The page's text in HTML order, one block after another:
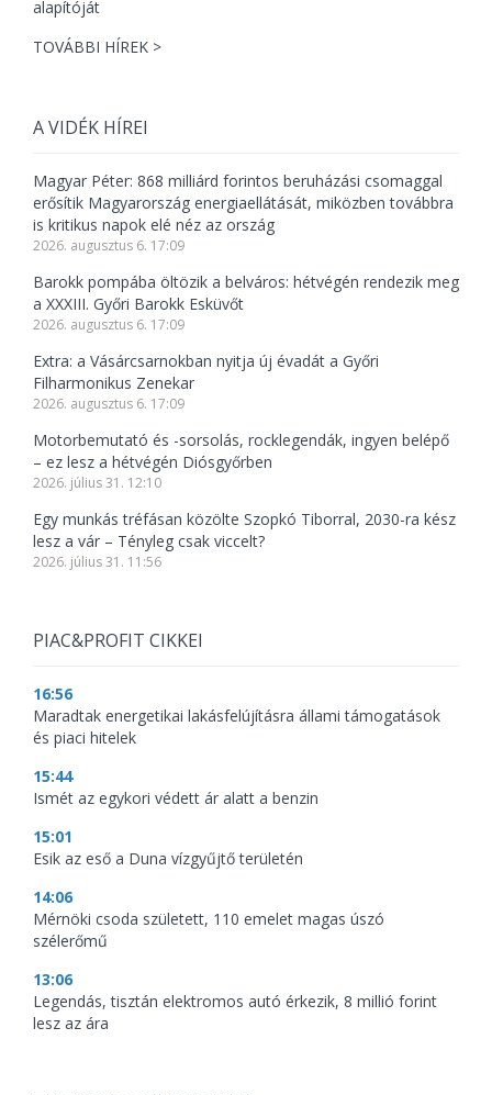
TOVÁBBI HÍREK >
A VIDÉK HÍREI
Magyar Péter: 868 milliárd forintos beruházási csomaggal
erősítik Magyarország energiaellátását, miközben továbbra
is kritikus napok elé néz az ország
2026. augusztus 6. 17:09
Barokk pompába öltözik a belváros: hétvégén rendezik meg
a XXXIII. Győri Barokk Esküvőt
2026. augusztus 6. 17:09
Extra: a Vásárcsarnokban nyitja új évadát a Győri
Filharmonikus Zenekar
2026. augusztus 6. 17:09
Motorbemutató és -sorsolás, rocklegendák, ingyen belépő
– ez lesz a hétvégén Diósgyőrben
2026. július 31. 12:10
Egy munkás tréfásan közölte Szopkó Tiborral, 2030-ra kész
lesz a vár – Tényleg csak viccelt?
2026. július 31. 11:56
PIAC&PROFIT CIKKEI
16:56
Maradtak energetikai lakásfelújításra állami támogatások
és piaci hitelek
15:44
Ismét az egykori védett ár alatt a benzin
15:01
Esik az eső a Duna vízgyűjtő területén
14:06
Mérnöki csoda született, 110 emelet magas úszó
szélerőmű
13:06
Legendás, tisztán elektromos autó érkezik, 8 millió forint
lesz az ára